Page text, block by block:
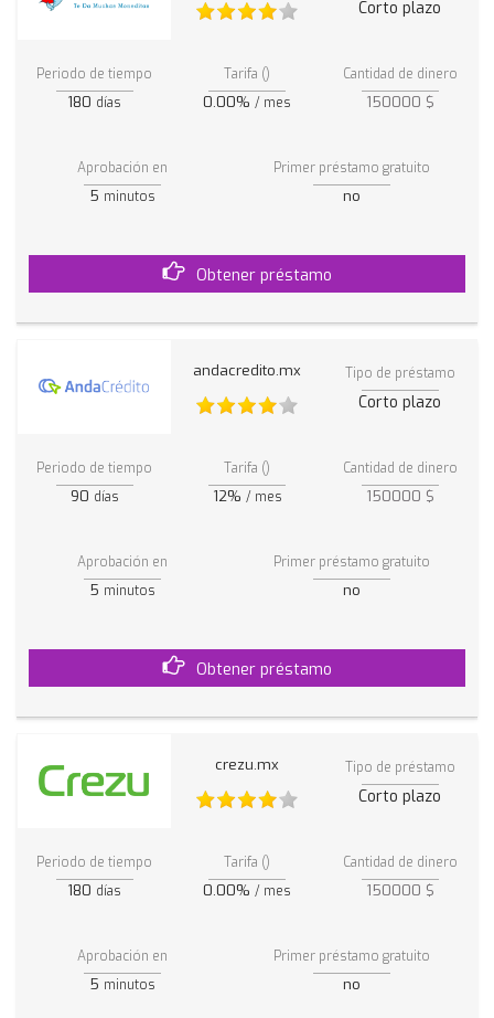
Corto plazo
Periodo de tiempo
180 días
Tarifa ()
0.00%/ mes
Cantidad de dinero
150000 $
Aprobación en
5 minutos
Primer préstamo gratuito
no
Obtener préstamo
andacredito.mx Tipo de préstamo
Corto plazo
Periodo de tiempo
90 días
Tarifa ()
12% / mes
Cantidad de dinero
150000 $
Aprobación en
5 minutos
Primer préstamo gratuito
no
Obtener préstamo
crezu.mx Tipo de préstamo
Corto plazo
Periodo de tiempo
180 días
Tarifa ()
0.00%/ mes
Cantidad de dinero
150000 $
Aprobación en
5 minutos
Primer préstamo gratuito
no